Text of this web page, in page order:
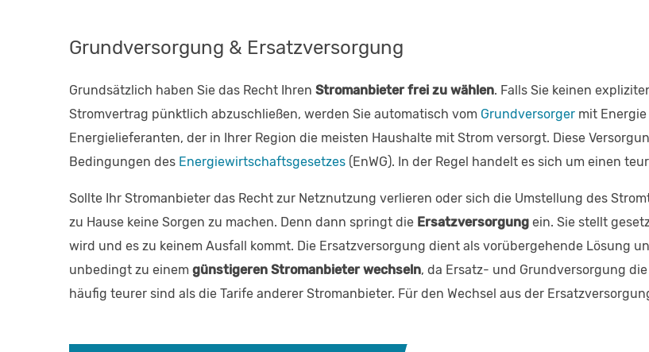
Grundversorgung & Ersatzversorgung
Grundsätzlich haben Sie das Recht Ihren Stromanbieter frei zu wählen. Falls Sie keinen
Stromvertrag pünktlich abzuschließen, werden Sie automatisch vom Grundversorger mit
Energielieferanten, der in Ihrer Region die meisten Haushalte mit Strom versorgt. Diese
Bedingungen des Energiewirtschaftsgesetzes (EnWG). In der Regel handelt es sich um einen
Sollte Ihr Stromanbieter das Recht zur Netznutzung verlieren oder sich die Umstellung des
zu Hause keine Sorgen zu machen. Denn dann springt die Ersatzversorgung ein. Sie stellt
wird und es zu keinem Ausfall kommt. Die Ersatzversorgung dient als vorübergehende Lösung
unbedingt zu einem günstigeren Stromanbieter wechseln, da Ersatz- und Grundversorgung
häufig teurer sind als die Tarife anderer Stromanbieter. Für den Wechsel aus der